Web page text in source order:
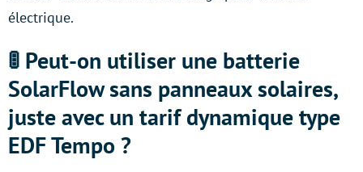
électrique.
🚦 Peut-on utiliser une batterie
SolarFlow sans panneaux solaires,
juste avec un tarif dynamique type
EDF Tempo ?